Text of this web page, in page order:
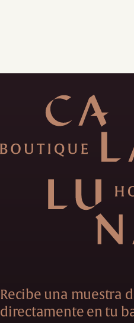
Recibe una muestra
directamente en tu